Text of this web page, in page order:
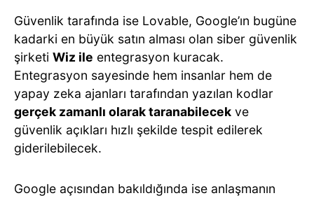
Güvenlik tarafında ise Lovable, Google’ın bugüne
kadarki en büyük satın alması olan siber güvenlik
şirketi Wiz ile entegrasyon kuracak.
Entegrasyon sayesinde hem insanlar hem de
yapay zeka ajanları tarafından yazılan kodlar
gerçek zamanlı olarak taranabilecek ve
güvenlik açıkları hızlı şekilde tespit edilerek
giderilebilecek.
Google açısından bakıldığında ise anlaşmanın